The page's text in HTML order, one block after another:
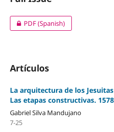
PDF (Spanish)
Artículos
La arquitectura de los
Las etapas constructivas.
Gabriel Silva Mandujano
7-25